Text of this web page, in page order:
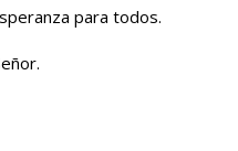
para todos.